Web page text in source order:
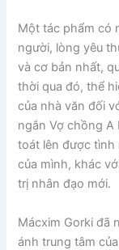
Một tác phẩm có
người, lòng yêu
và cơ bản nhất,
thời qua đó, thể
của nhà văn đối
ngắn Vợ chồng A
toát lên được tình
của mình, khác
trị nhân đạo mới.
Mácxim Gorki đã
ánh trung tâm